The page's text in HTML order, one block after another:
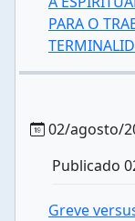
PARA O
02/agosto/
Publicado
Greve